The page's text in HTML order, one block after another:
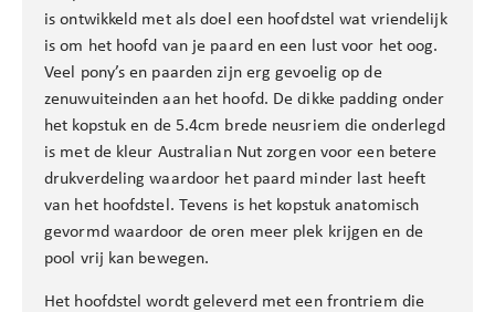
is ontwikkeld met als doel een hoofdstel wat vriendelijk
is om het hoofd van je paard en een lust voor het oog.
Veel pony’s en paarden zijn erg gevoelig op de
zenuwuiteinden aan het hoofd. De dikke padding onder
het kopstuk en de 5.4cm brede neusriem die onderlegd
is met de kleur Australian Nut zorgen voor een betere
drukverdeling waardoor het paard minder last heeft
van het hoofdstel. Tevens is het kopstuk anatomisch
gevormd waardoor de oren meer plek krijgen en de
pool vrij kan bewegen.
Het hoofdstel wordt geleverd met een frontriem die